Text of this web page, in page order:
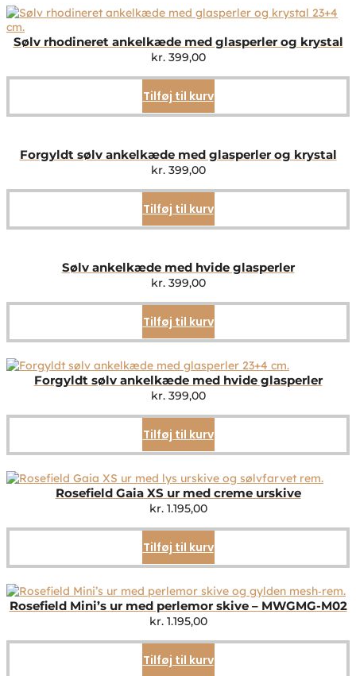
Sølv rhodineret ankelkæde med glasperler og krystal
kr.399,00
Tilføj til kurv
Forgyldt sølv ankelkæde med glasperler og krystal
kr.399,00
Tilføj til kurv
Sølv ankelkæde med hvide glasperler
kr.399,00
Tilføj til kurv
Forgyldt sølv ankelkæde med hvide glasperler
kr.399,00
Tilføj til kurv
Rosefield Gaia XS ur med creme urskive
kr.1.195,00
Tilføj til kurv
Rosefield Mini’s ur med perlemor skive – MWGMG-M02
kr.1.195,00
Tilføj til kurv